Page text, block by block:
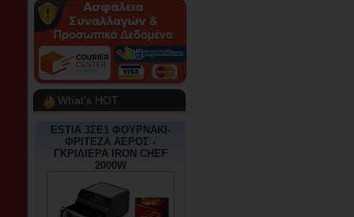
What's HOT
ESTIA 3ΣΕ1 ΦΟΥΡΝΑΚΙ-
ΦΡΙΤΕΖΑ ΑΕΡΟΣ -
ΓΚΡΙΛΙΕΡΑ IRON CHEF
2000W